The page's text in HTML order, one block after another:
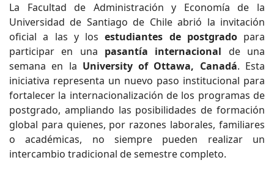
La Facultad de Administración y Economía de la
Universidad de Santiago de Chile abrió la invitación
oficial a las y losestudiantes de postgradopara
participar en una pasantía internacional de una
semana en la University of Ottawa, Canadá. Esta
iniciativa representa un nuevo paso institucional para
fortalecer la internacionalización de los programas de
postgrado, ampliando las posibilidades de formación
global para quienes, por razones laborales, familiares
o académicas, no siempre pueden realizar un
intercambio tradicional de semestre completo.